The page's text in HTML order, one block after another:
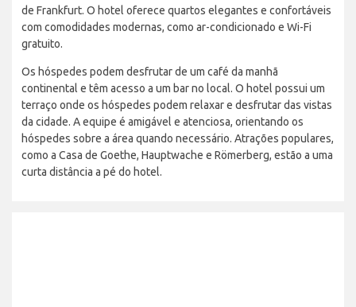
de Frankfurt. O hotel oferece quartos elegantes e confortáveis
com comodidades modernas, como ar-condicionado e Wi-Fi
gratuito.
Os hóspedes podem desfrutar de um café da manhã
continental e têm acesso a um bar no local. O hotel possui um
terraço onde os hóspedes podem relaxar e desfrutar das vistas
da cidade. A equipe é amigável e atenciosa, orientando os
hóspedes sobre a área quando necessário. Atrações populares,
como a Casa de Goethe, Hauptwache e Römerberg, estão a uma
curta distância a pé do hotel.